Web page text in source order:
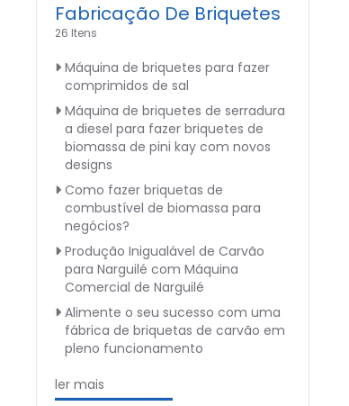
Fabricação De Briquetes
26 Itens
Máquina de briquetes para fazer
comprimidos de sal
Máquina de briquetes de serradura
a diesel para fazer briquetes de
biomassa de pini kay com novos
designs
Como fazer briquetas de
combustível de biomassa para
negócios?
Produção Inigualável de Carvão
para Narguilé com Máquina
Comercial de Narguilé
Alimente o seu sucesso com uma
fábrica de briquetas de carvão em
pleno funcionamento
ler mais